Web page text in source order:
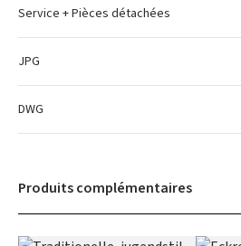
Service + Pièces détachées
JPG
DWG
Produits complémentaires